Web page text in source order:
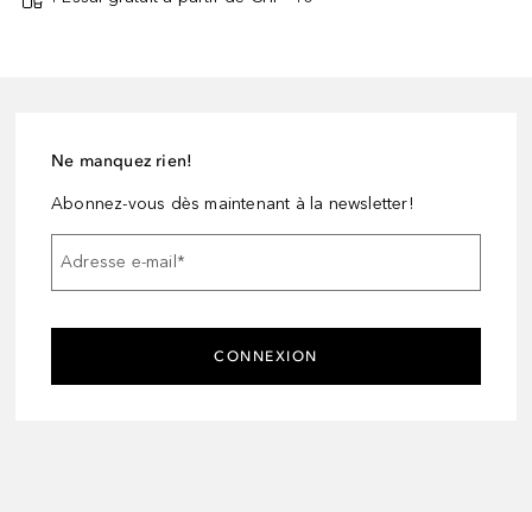
Ne manquez rien!
Abonnez-vous dès maintenant à la newsletter!
Adresse e-mail*
CONNEXION